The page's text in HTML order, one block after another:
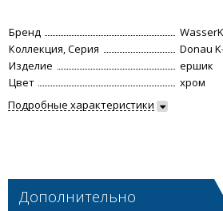
Бренд
Коллекция, Серия
Donau
Изделие
ершик
Цвет
хром
Подробные характеристики
Дополнительно